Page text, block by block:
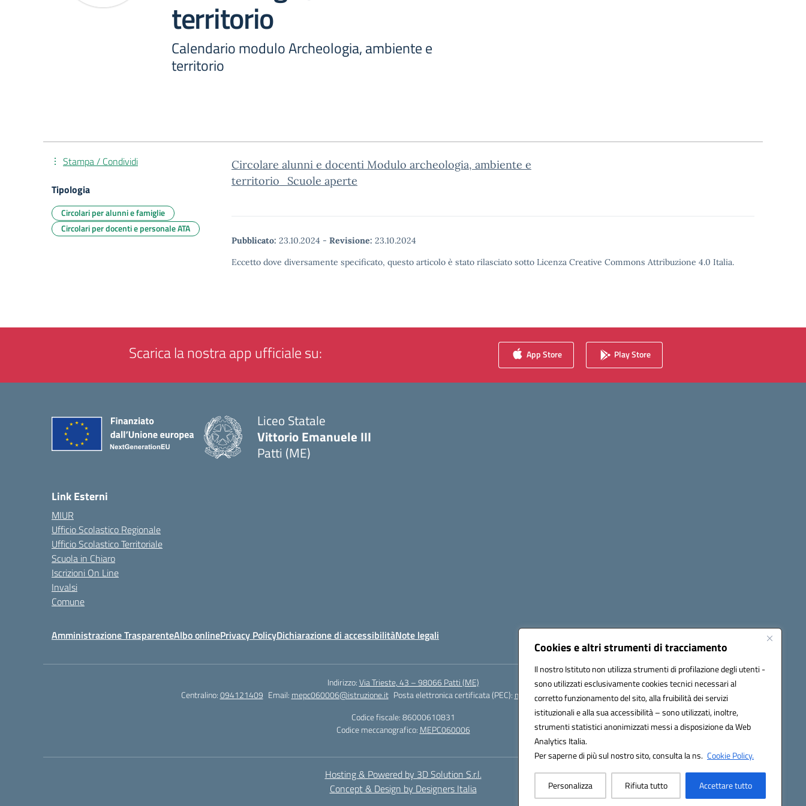
Cookies e altri strumenti di tracciamento
Il nostro Istituto non utilizza strumenti di profilazione degli utenti -
sono utilizzati esclusivamente cookies tecnici necessari al
corretto funzionamento del sito, alla fruibilità dei servizi
istituzionali e alla sua accessibilità – sono utilizzati, inoltre,
strumenti statistici anonimizzati messi a disposizione da Web
Analytics Italia.
Per saperne di più sul nostro sito, consulta la ns. Cookie Policy.
Personalizza Rifiuta tutto Accettare tutto
territorio
Calendario modulo Archeologia, ambiente e
territorio
Circolare alunni e docenti Modulo archeologia, ambiente e
territorio_Scuole aperte
Pubblicato: 23.10.2024 - Revisione: 23.10.2024
Eccetto dove diversamente specificato, questo articolo è stato rilasciato sotto Licenza Creative Commons Attribuzione 4.0 Italia.
Stampa / Condividi
Tipologia
Circolari per alunni e famiglie
Circolari per docenti e personale ATA
Scarica la nostra app ufficiale su: App Store Play Store
Liceo Statale
Vittorio Emanuele III
Patti (ME)
Link Esterni
MIUR
Ufficio Scolastico Regionale
Ufficio Scolastico Territoriale
Scuola in Chiaro
Iscrizioni On Line
Invalsi
Comune
Amministrazione TrasparenteAlbo onlinePrivacy PolicyDichiarazione di accessibilitàNote legali Seguici su:
Indirizzo:Via Trieste, 43 – 98066 Patti (ME)
Centralino:094121409 Email: mepc060006@istruzione.it Posta elettronica certificata (PEC): mepc060006@pec.istruzione.it
Codice fiscale: 86000610831
Codice meccanografico: MEPC060006
Hosting & Powered by 3D Solution S.r.l.
Concept & Design by Designers Italia